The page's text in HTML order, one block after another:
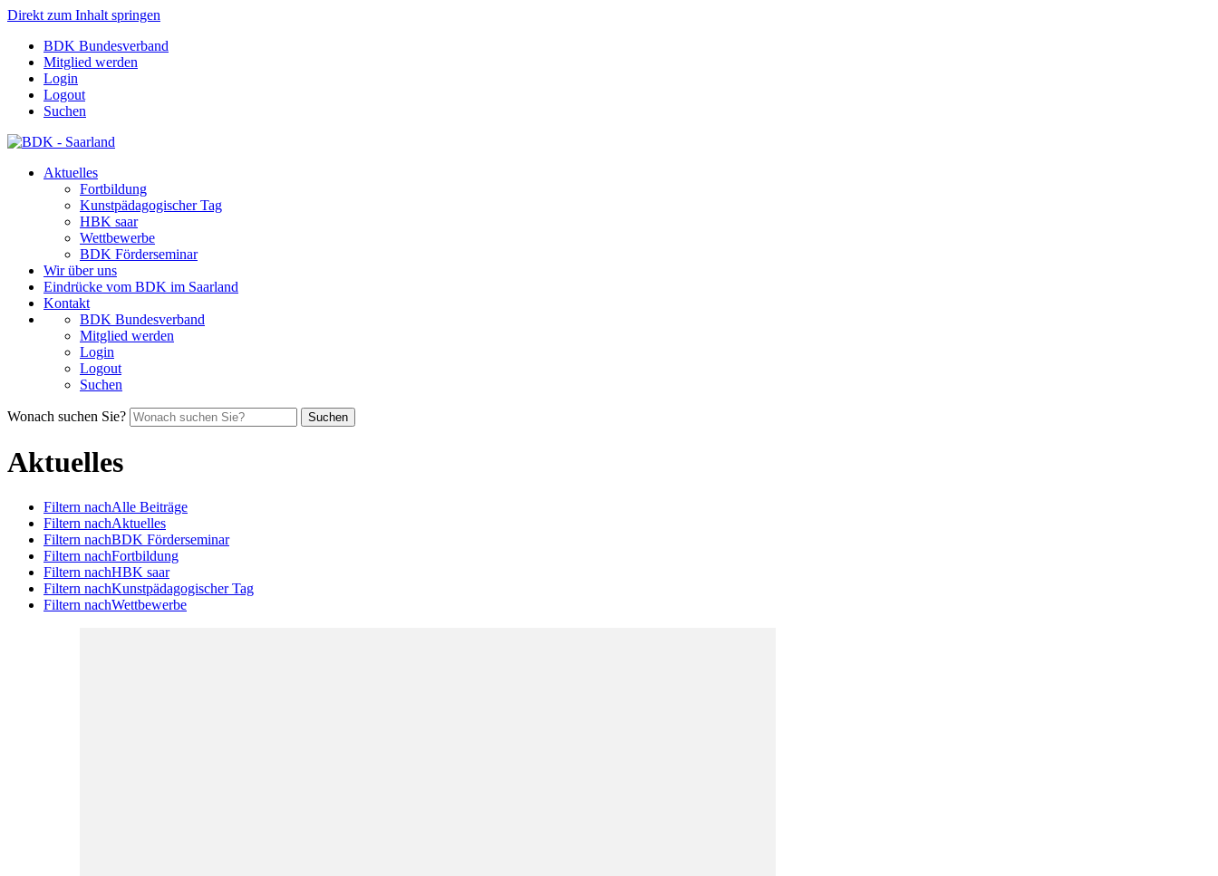
Direkt zum Inhalt springen
BDK Bundesverband
Mitglied werden
Login
Logout
Suchen
Aktuelles
Fortbildung
Kunstpädagogischer Tag
HBK saar
Wettbewerbe
BDK Förderseminar
Wir über uns
Eindrücke vom BDK im Saarland
Kontakt
BDK Bundesverband
Mitglied werden
Login
Logout
Suchen
Wonach suchen Sie? Suchen
Aktuelles
Filtern nachAlle Beiträge
Filtern nachAktuelles
Filtern nachBDK Förderseminar
Filtern nachFortbildung
Filtern nachHBK saar
Filtern nachKunstpädagogischer Tag
Filtern nachWettbewerbe